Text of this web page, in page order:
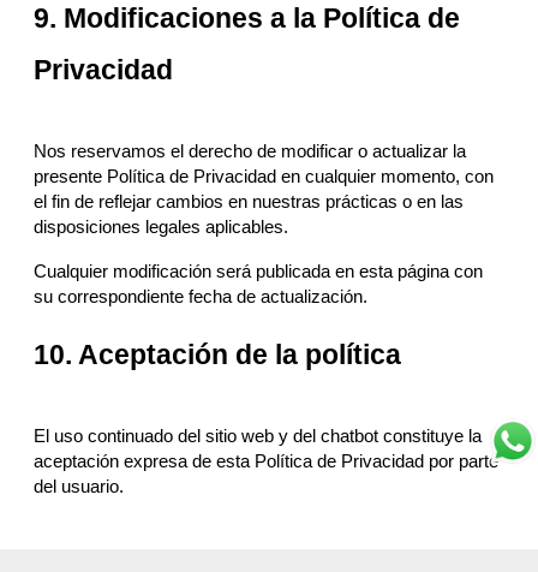
9. Modificaciones a la Política de
Privacidad
Nos reservamos el derecho de modificar o actualizar la
presente Política de Privacidad en cualquier momento, con
el fin de reflejar cambios en nuestras prácticas o en las
disposiciones legales aplicables.
Cualquier modificación será publicada en esta página con
su correspondiente fecha de actualización.
10. Aceptación de la política
El uso continuado del sitio web y del chatbot constituye la
aceptación expresa de esta Política de Privacidad por parte
del usuario.